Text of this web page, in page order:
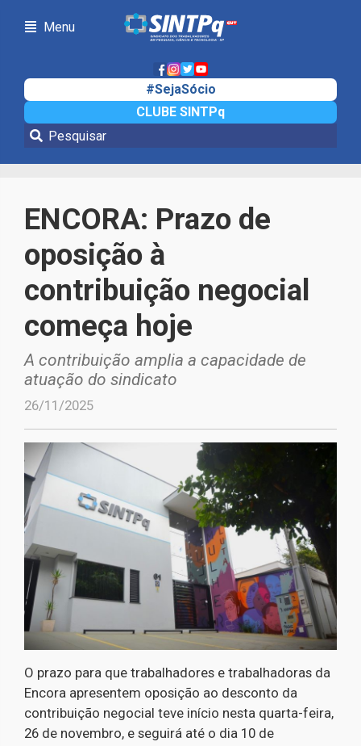
Menu
#SejaSócio
CLUBE SINTPq
Notícias
ENCORA: Prazo de
oposição à
contribuição negocial
começa hoje
A contribuição amplia a capacidade de
atuação do sindicato
26/11/2025
O prazo para que trabalhadores e trabalhadoras da
Encora apresentem oposição ao desconto da
contribuição negocial teve início nesta quarta-feira,
26 de novembro, e seguirá até o dia 10 de